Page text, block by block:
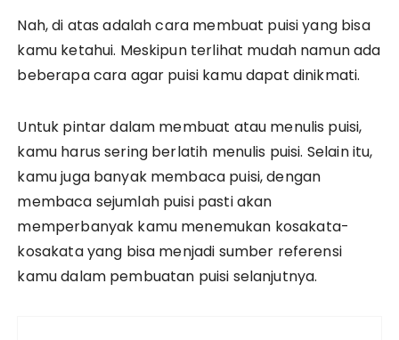
Nah, di atas adalah cara membuat puisi yang bisa
kamu ketahui. Meskipun terlihat mudah namun ada
beberapa cara agar puisi kamu dapat dinikmati.
Untuk pintar dalam membuat atau menulis puisi,
kamu harus sering berlatih menulis puisi. Selain itu,
kamu juga banyak membaca puisi, dengan
membaca sejumlah puisi pasti akan
memperbanyak kamu menemukan kosakata-
kosakata yang bisa menjadi sumber referensi
kamu dalam pembuatan puisi selanjutnya.